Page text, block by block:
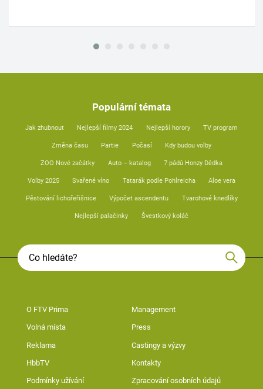
Populární témata
Jak zhubnout Nejlepší filmy 2024 Nejlepší horory TV program
Změna času Partie Počasí Kdy budou volby
ZOO Nové začátky Auto – katalog 7 pádů Honzy Dědka
Volby 2025 Svařené víno Tatarák podle Pohlreicha Aloe vera
Pěstování lichořeřišnice Výpočet ascendentu Tvarohové knedlíky
Nejlepší palačinky Švestkový koláč
O FTV Prima Management
Volná místa Press
Reklama Castingy a výzvy
HbbTV Kontakty
Podmínky užívání Zpracování osobních údajů